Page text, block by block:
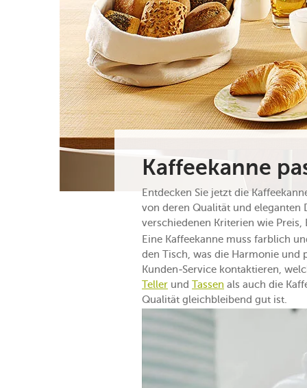
Kaffeekanne
Entdecken Sie jetzt die
von deren Qualität und eleganten
verschiedenen Kriterien wie
Eine Kaffeekanne muss farblich
den Tisch, was die Harmonie und
Kunden-Service kontaktieren,
Teller und Tassen als auch die
Qualität gleichbleibend gut ist.